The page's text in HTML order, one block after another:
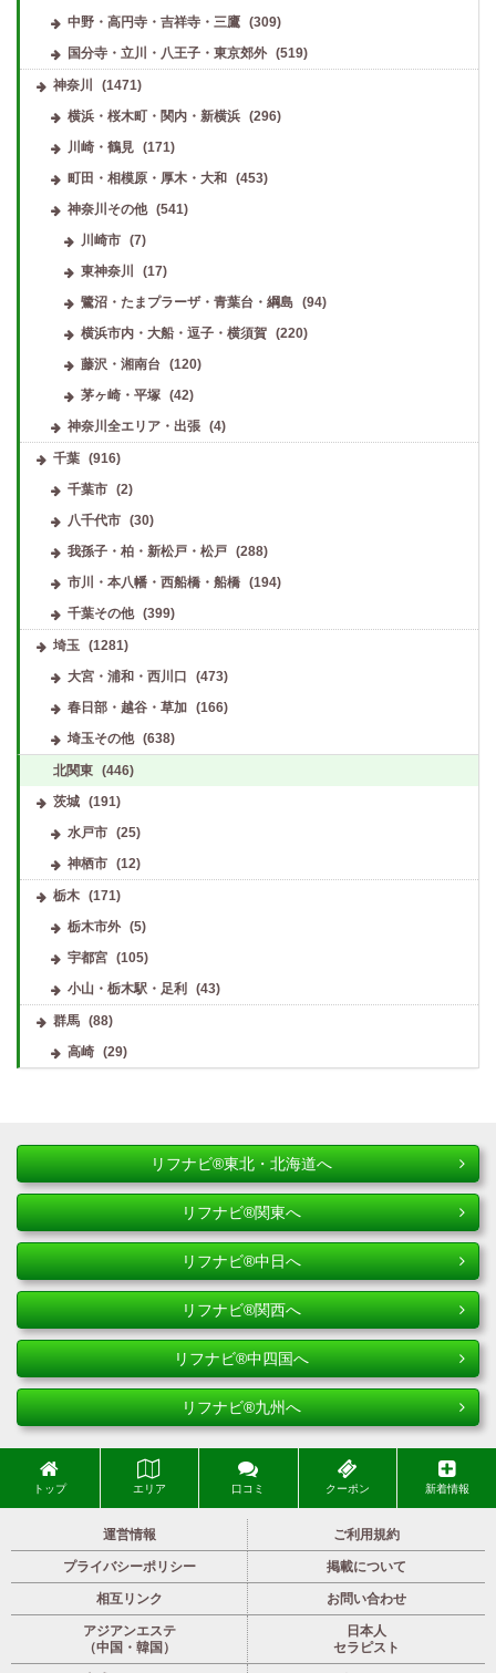
中野・高円寺・吉祥寺・三鷹
(309)
国分寺・立川・八王子・東京郊外
(519)
神奈川
(1471)
横浜・桜木町・関内・新横浜
(296)
川崎・鶴見
(171)
町田・相模原・厚木・大和
(453)
神奈川その他
(541)
川崎市 (7)
東神奈川
(17)
鷺沼・たまプラーザ・青葉台・綱島 (94)
横浜市内・大船・逗子・横須賀 (220)
藤沢・湘南台 (120)
茅ヶ崎・平塚 (42)
神奈川全エリア・出張
(4)
千葉 (916)
千葉市
(2)
八千代市
(30)
我孫子・柏・新松戸・松戸
(288)
市川・本八幡・西船橋・船橋
(194)
千葉その他
(399)
埼玉
(1281)
大宮・浦和・西川口
(473)
春日部・越谷・草加
(166)
埼玉その他
(638)
北関東 (446)
茨城 (191)
水戸市
(25)
神栖市
(12)
栃木 (171)
栃木市外
(5)
宇都宮
(105)
小山・栃木駅・足利
(43)
群馬 (88)
高崎
(29)
リフナビ®東北・北海道へ
リフナビ®関東へ
リフナビ®中日へ
リフナビ®関西へ
リフナビ®中四国へ
リフナビ®九州へ
トップ エリア 口コミ クーポン 新着情報
運営情報 ご利用規約
プライバシーポリシー 掲載について
相互リンク お問い合わせ
アジアンエステ
（中国・韓国）
日本人
セラピスト